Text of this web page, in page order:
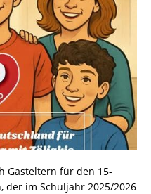
Gasteltern für den 15-
der im Schuljahr 2025/2026